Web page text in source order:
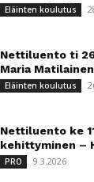
Eläinten koulutus
Nettiluento ti
Maria Matilainen
Eläinten koulutus
Nettiluento ke
kehittyminen –
PRO 9.3.2026